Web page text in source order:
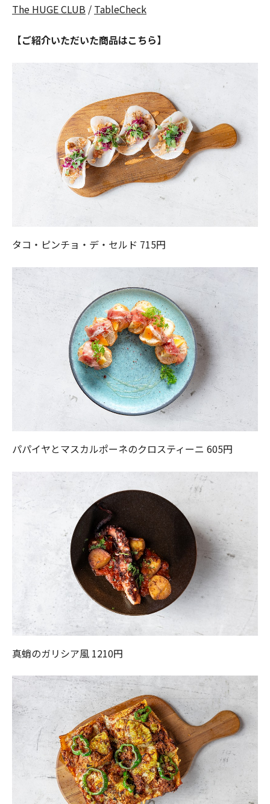
The HUGE CLUB / TableCheck
【ご紹介いただいた商品はこちら】
タコ・ピンチョ・デ・セルド 715円
パパイヤとマスカルポーネのクロスティーニ 605円
真蛸のガリシア風 1210円